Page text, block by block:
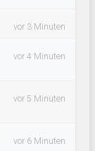
vor 3 Minuten
vor 4 Minuten
vor 5 Minuten
vor 6 Minuten